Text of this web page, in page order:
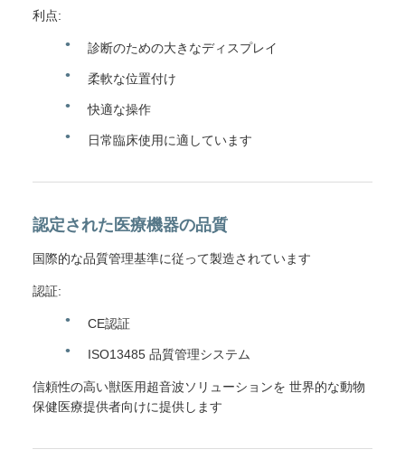
利点:
診断のための大きなディスプレイ
柔軟な位置付け
快適な操作
日常臨床使用に適しています
認定された医療機器の品質
国際的な品質管理基準に従って製造されています
認証:
CE認証
ISO13485 品質管理システム
信頼性の高い獣医用超音波ソリューションを 世界的な動物
保健医療提供者向けに提供します